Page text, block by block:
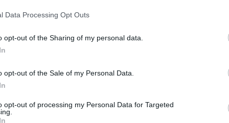
Data Processing Opt Outs
opt-out of the Sharing of my personal data.
opt-out of the Sale of my Personal Data.
opt-out of processing my Personal Data for Targeted